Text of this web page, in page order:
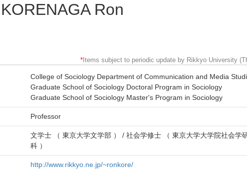
KORENAGA Ron
* Items subject to periodic update by Rikkyo University
College of Sociology Department of Communication and Media
Graduate School of Sociology Doctoral Program in Sociology
Graduate School of Sociology Master's Program in Sociology
Professor
文学士 （ 東京大学文学部 ） / 社会学修士 （ 東京大学大学院社会
科 ）
http://www.rikkyo.ne.jp/~ronkore/